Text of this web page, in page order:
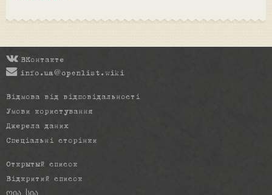
ВКонтакте
info.ua@openlist.wiki
Відмова від відповідальності
Умови користування
Джерела даних
Спеціальні сторінки
Открытый список
Відкритий список